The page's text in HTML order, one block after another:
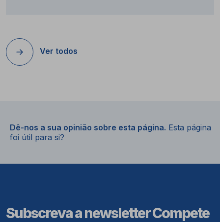
Ver todos
Dê-nos a sua opinião sobre esta página. Esta página
foi útil para si?
Subscreva a newsletter Compete